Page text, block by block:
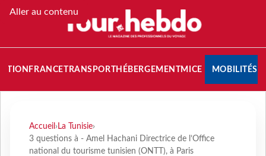
Aller au contenu
FRANCETRANSPORT HÉBERGEMENTMICE MOBILITÉS
Accueil › La Tunisie›
3 questions à - Amel Hachani Directrice de l’Office
national du tourisme tunisien (ONTT), à Paris